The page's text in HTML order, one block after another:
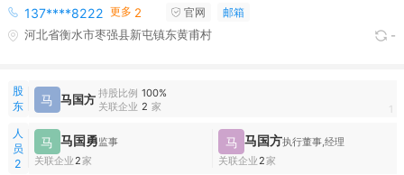
137****8222 更多 2 官网 邮箱
河北省衡水市枣强县新屯镇东黄甫村 -
股
东
马 马国方 持股比例 100%
关联企业 2 家 1
人
员
2
马 马国勇监事
关联企业2家
马 马国方执行董事,经理
关联企业2家